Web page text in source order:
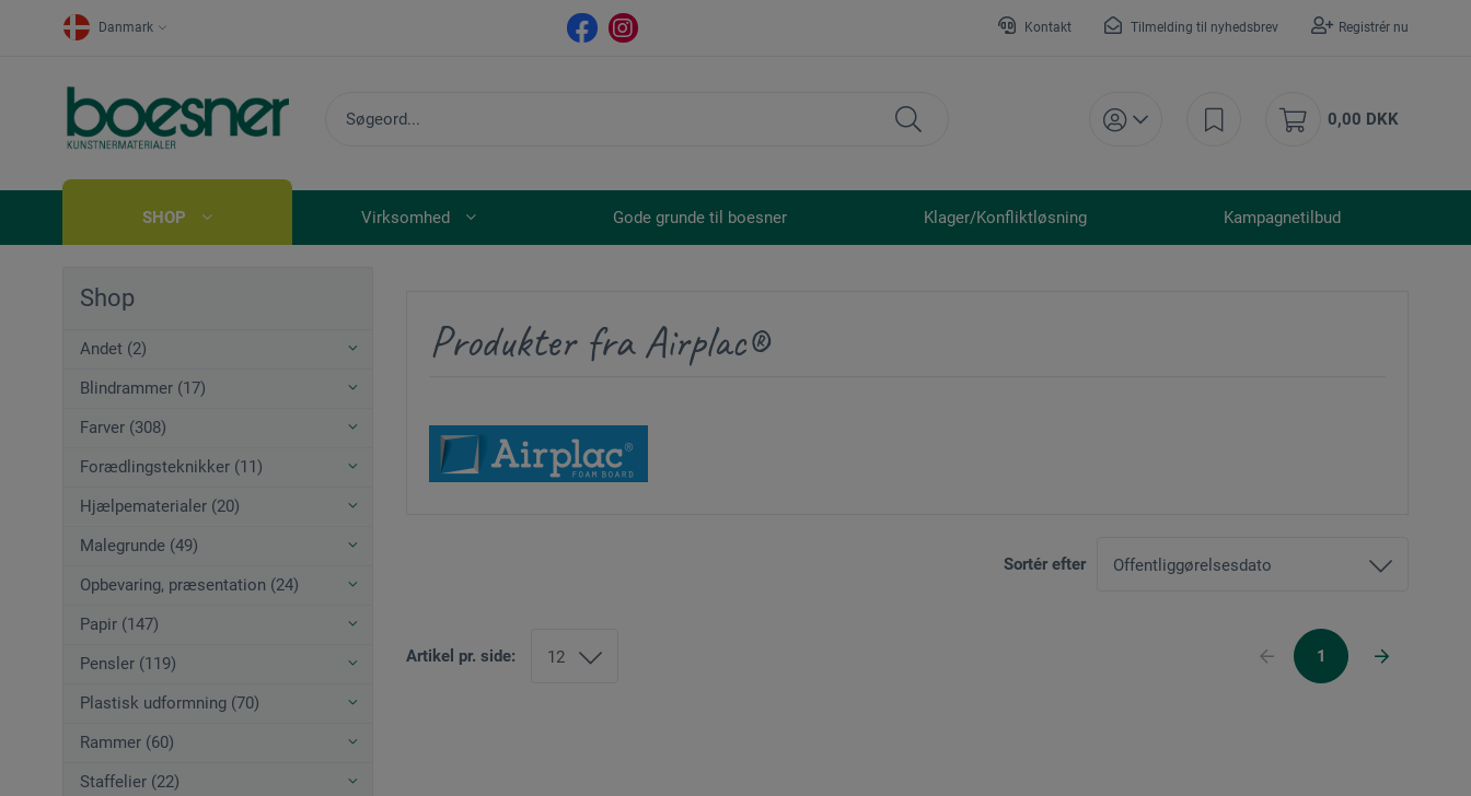
Danmark Kontakt Tilmelding til nyhedsbrev Registrér nu
0,00 DKK
SHOP Virksomhed Gode grunde til boesner Klager/Konfliktløsning Kampagnetilbud
Shop
Andet (2)
Blindrammer (17)
Farver (308)
Forædlingsteknikker (11)
Hjælpematerialer (20)
Malegrunde (49)
Opbevaring, præsentation (24)
Papir (147)
Pensler (119)
Plastisk udformning (70)
Rammer (60)
Staffelier (22)
Produkter fra Airplac®
Sortér efter
Artikel pr. side: 1